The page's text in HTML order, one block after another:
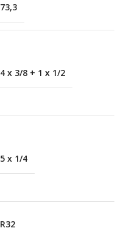
73,3
4 x 3/8 + 1 x 1/2
5 x 1/4
R32